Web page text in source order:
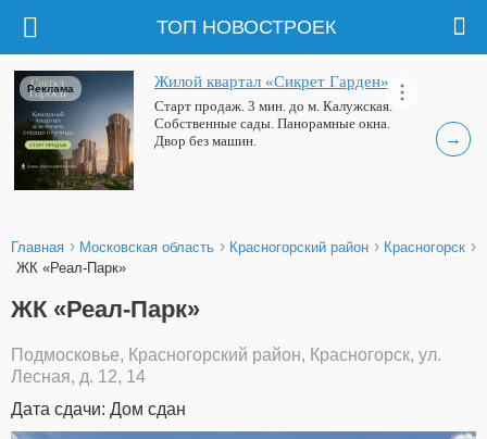
ТОП НОВОСТРОЕК
→
Жилой квартал «Сикрет Гарден»
Старт продаж. 3 мин. до м. Калужская.
Собственные сады. Панорамные окна.
Двор без машин.
Реклама
Главная › Московская область › Красногорский район › Красногорск ›
ЖК «Реал-Парк»
ЖК «Реал-Парк»
Подмосковье, Красногорский район, Красногорск, ул.
Лесная, д. 12, 14
Дата сдачи: Дом сдан